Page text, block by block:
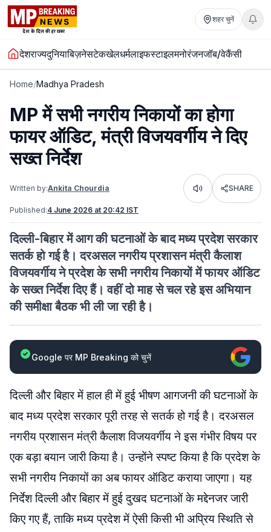
शहर चुनें
देशराज्यदुनियाबिज़नेसटेकखेलधर्मलाइफस्टाइलमनोरंजनजॉब/वेकैंसी
Home/Madhya Pradesh
MP में सभी नगरीय निकायों का होगा
फायर ऑडिट, मंत्री विजयवर्गीय ने दिए
सख्त निर्देश
Written by:Ankita Chourdia Listen SHARE
Published:4 June 2026 at 20:42 IST
दिल्ली-बिहार में आग की घटनाओं के बाद मध्य प्रदेश सरकार
सतर्क हो गई है। दरअसल नगरीय प्रशासन मंत्री कैलाश
विजयवर्गीय ने प्रदेश के सभी नगरीय निकायों में फायर ऑडिट
के सख्त निर्देश दिए हैं। वहीं दो माह से चल रहे इस अभियान
की समीक्षा बैठक भी ली जा रही है।
Google पर MP Breaking को चुनें
दिल्ली और बिहार में हाल ही में हुई भीषण आगजनी की घटनाओं के
बाद मध्य प्रदेश सरकार पूरी तरह से सतर्क हो गई है। दरअसल
नगरीय प्रशासन मंत्री कैलाश विजयवर्गीय ने इस गंभीर विषय पर
एक बड़ा बयान जारी किया है। उन्होंने स्पष्ट किया है कि प्रदेश के
सभी नगरीय निकायों का अब फायर ऑडिट कराया जाएगा। यह
निर्देश दिल्ली और बिहार में हुई दुखद घटनाओं के मद्देनजर जारी
किए गए हैं, ताकि मध्य प्रदेश में ऐसी किसी भी अप्रिय स्थिति से